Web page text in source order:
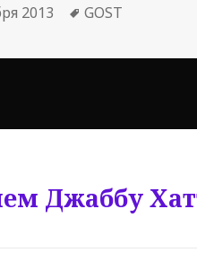
2013 Метки
GOST
Джаббу